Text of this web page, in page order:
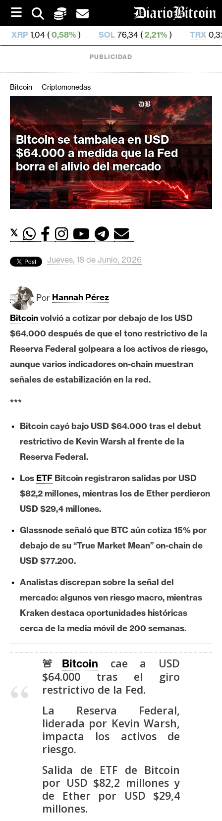
i
t
o
SOL76,34 (2,21%) TRX 0,329 699 ( 0,73%)
r
i
p
t
o
M
e
r
a
o
i
t
c
i
n
t
h
e
e
u
m
I
A
A
n
á
i
s
PUBLICIDAD
Bitcoin Criptomonedas
Bitcoin se tambalea en USD
$64.000 a medida que la Fed
borra el alivio del mercado
𝕏
Jueves, 18 de Junio, 2026
Por Hannah Pérez
Bitcoinvolvió a cotizar por debajo de los USD
$64.000 después de que el tono restrictivo de la
Reserva Federal golpeara a los activos de riesgo,
aunque varios indicadores on-chain muestran
señales de estabilización en la red.
***
Bitcoin cayó bajo USD $64.000 tras el debut
restrictivo de Kevin Warsh al frente de la
Reserva Federal.
Los ETF Bitcoin registraron salidas por USD
$82,2 millones, mientras los de Ether perdieron
USD $29,4 millones.
Glassnode señaló que BTC aún cotiza 15% por
debajo de su “True Market Mean” on-chain de
USD $77.200.
Analistas discrepan sobre la señal del
mercado: algunos ven riesgo macro, mientras
Kraken destaca oportunidades históricas
cerca de la media móvil de 200 semanas.
🚨 Bitcoin cae a USD
$64.000 tras el giro
restrictivo de la Fed.
La Reserva Federal,
liderada por Kevin Warsh,
impacta los activos de
riesgo.
Salida de ETF de Bitcoin
por USD $82,2 millones y
de Ether por USD $29,4
millones.